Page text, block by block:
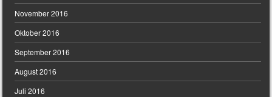
November 2016
Oktober 2016
September 2016
August 2016
Juli 2016